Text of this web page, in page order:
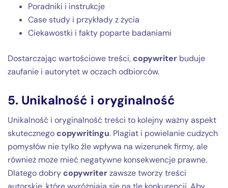
Poradniki i instrukcje
Case study i przykłady z życia
Ciekawostki i fakty poparte badaniami
Dostarczając wartościowe treści,copywriter buduje
zaufanie i autorytet w oczach odbiorców.
5. Unikalność i oryginalność
Unikalność i oryginalność treści to kolejny ważny aspekt
skutecznegocopywritingu. Plagiat i powielanie cudzych
pomysłów nie tylko źle wpływa na wizerunek firmy, ale
również może mieć negatywne konsekwencje prawne.
Dlatego dobrycopywriterzawsze tworzy treści